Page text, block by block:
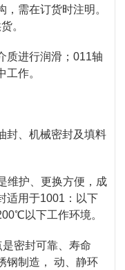
需在订货时注明。
。
质进行润滑；011轴
作。
封、机械密封及填料
维护、更换方便，成
适用于1001：以下
以下工作环境。
密封可靠、寿命
钢制造， 动、静环